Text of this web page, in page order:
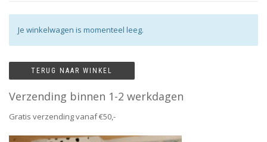
Je winkelwagen is momenteel leeg.
TERUG NAAR WINKEL
Verzending binnen 1-2 werkdagen
Gratis verzending vanaf €50,-